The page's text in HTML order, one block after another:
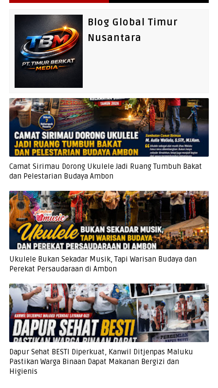
Blog Global Timur
Nusantara
Camat Sirimau Dorong Ukulele Jadi Ruang Tumbuh Bakat
dan Pelestarian Budaya Ambon
Ukulele Bukan Sekadar Musik, Tapi Warisan Budaya dan
Perekat Persaudaraan di Ambon
Dapur Sehat BESTI Diperkuat, Kanwil Ditjenpas Maluku
Pastikan Warga Binaan Dapat Makanan Bergizi dan
Higienis